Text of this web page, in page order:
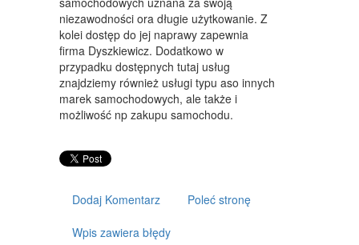
ELEKTRONIKA, RTV, AGD
ART. DLA ZWIERZĄT
OGRÓD, ROŚLINY
CHEMIA
MATERIAŁY EKSPLOATACYJNE
INNE SKLEPY
SPRZĘT
niezawodności ora długie użytkowanie. Z
kolei dostęp do jej naprawy zapewnia
firma Dyszkiewicz. Dodatkowo w
przypadku dostępnych tutaj usług
znajdziemy również usługi typu aso innych
marek samochodowych, ale także i
możliwość np zakupu samochodu.
Dodaj Komentarz Poleć stronę
Wpis zawiera błędy